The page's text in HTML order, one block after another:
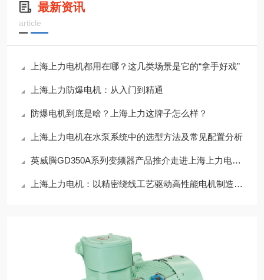
最新资讯
article
上海上力电机都用在哪？这几类场景是它的“拿手好戏”
上海上力防爆电机：从入门到精通
防爆电机到底是啥？上海上力这牌子怎么样？
上海上力电机在水泵系统中的选型方法及常见配置分析
英威腾GD350A系列变频器产品推介走进上海上力电机 共建高效工业驱动解决方案
上海上力电机：以精密绕线工艺驱动高性能电机制造升级